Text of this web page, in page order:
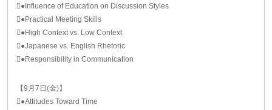
●Influence of Education on Discussion Styles
●Practical Meeting Skills
●High Context vs. Low Context
●Japanese vs. English Rhetoric
●Responsibility in Communication
【9月7日(金)】
●Attitudes Toward Time